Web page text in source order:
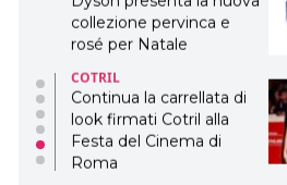
collezione pervinca e
rosé per Natale
COTRIL
Continua la carrellata di
look firmati Cotril alla
Festa del Cinema di
Roma